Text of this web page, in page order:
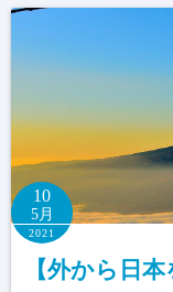
10
5月
2021
【外から日